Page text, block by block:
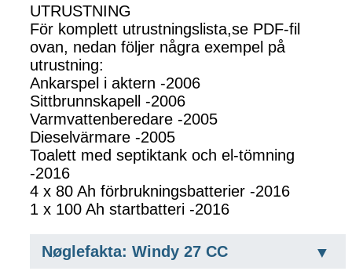
UTRUSTNING
För komplett utrustningslista,se PDF-fil
ovan, nedan följer några exempel på
utrustning:
Ankarspel i aktern -2006
Sittbrunnskapell -2006
Varmvattenberedare -2005
Dieselvärmare -2005
Toalett med septiktank och el-tömning
-2016
4 x 80 Ah förbrukningsbatterier -2016
1 x 100 Ah startbatteri -2016
Nøglefakta: Windy 27 CC